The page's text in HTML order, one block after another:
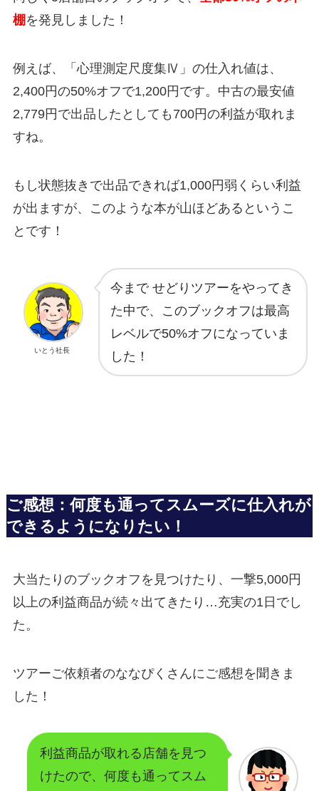
棚 を発見しました！
例えば、「心理測定尺度集Ⅳ」の仕入れ値は、
2,400円の50%オフで1,200円です。中古の最安値
2,779円で出品したとしても700円の利益が取れま
すね。
もし状態抜きで出品できれば1,000円弱くらい利益
が出ますが、このような本が山ほどあるというこ
とです！
今まで せどりツアーをやってき
た中で、このブックオフは最高
レベルで50%オフになっていま
した！
いとう社長
ご感想：何度も通ってスムーズに仕入れが
できるようになりたい！
大当たりのブックオフを見つけたり、一撃5,000円
以上の利益商品が続々出てきたり…充実の1日でし
た。
ツアーご依頼者のななぴくさんにご感想を聞きま
した！
利益商品が取れる店舗を見つ
けたので、何度も通ってスム